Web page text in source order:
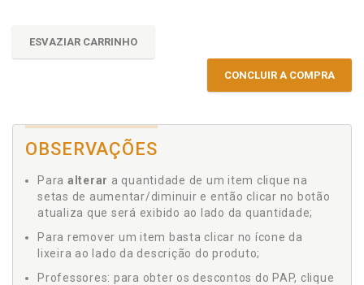
ESVAZIAR CARRINHO
CONCLUIR A COMPRA
OBSERVAÇÕES
Para alterar a quantidade de um item clique na
setas de aumentar/diminuir e então clicar no botão
atualiza que será exibido ao lado da quantidade;
Para remover um item basta clicar no ícone da
lixeira ao lado da descrição do produto;
Professores: para obter os descontos do PAP, clique